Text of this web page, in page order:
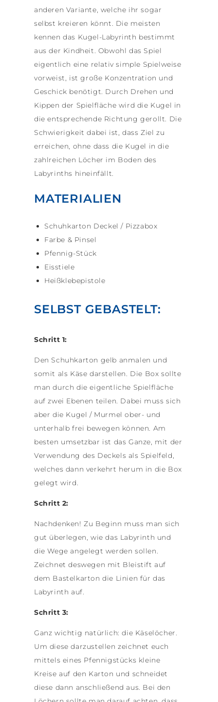
anderen Variante, welche ihr sogar
selbst kreieren könnt. Die meisten
kennen das Kugel-Labyrinth bestimmt
aus der Kindheit. Obwohl das Spiel
eigentlich eine relativ simple Spielweise
vorweist, ist große Konzentration und
Geschick benötigt. Durch Drehen und
Kippen der Spielfläche wird die Kugel in
die entsprechende Richtung gerollt. Die
Schwierigkeit dabei ist, dass Ziel zu
erreichen, ohne dass die Kugel in die
zahlreichen Löcher im Boden des
Labyrinths hineinfällt.
MATERIALIEN
Schuhkarton Deckel / Pizzabox
Farbe & Pinsel
Pfennig-Stück
Eisstiele
Heißklebepistole
SELBST GEBASTELT:
Schritt 1:
Den Schuhkarton gelb anmalen und
somit als Käse darstellen. Die Box sollte
man durch die eigentliche Spielfläche
auf zwei Ebenen teilen. Dabei muss sich
aber die Kugel / Murmel ober- und
unterhalb frei bewegen können. Am
besten umsetzbar ist das Ganze, mit der
Verwendung des Deckels als Spielfeld,
welches dann verkehrt herum in die Box
gelegt wird.
Schritt 2:
Nachdenken! Zu Beginn muss man sich
gut überlegen, wie das Labyrinth und
die Wege angelegt werden sollen.
Zeichnet deswegen mit Bleistift auf
dem Bastelkarton die Linien für das
Labyrinth auf.
Schritt 3:
Ganz wichtig natürlich: die Käselöcher.
Um diese darzustellen zeichnet euch
mittels eines Pfennigstücks kleine
Kreise auf den Karton und schneidet
diese dann anschließend aus. Bei den